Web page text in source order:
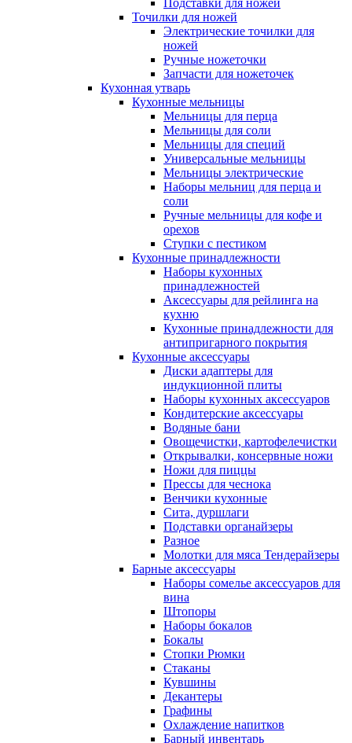
Подставки для ножей
Точилки для ножей
Электрические точилки для
ножей
Ручные ножеточки
Запчасти для ножеточек
Кухонная утварь
Кухонные мельницы
Мельницы для перца
Мельницы для соли
Мельницы для специй
Универсальные мельницы
Мельницы электрические
Наборы мельниц для перца и
соли
Ручные мельницы для кофе и
орехов
Ступки с пестиком
Кухонные принадлежности
Наборы кухонных
принадлежностей
Аксессуары для рейлинга на
кухню
Кухонные принадлежности для
антипригарного покрытия
Кухонные аксессуары
Диски адаптеры для
индукционной плиты
Наборы кухонных аксессуаров
Кондитерские аксессуары
Водяные бани
Овощечистки, картофелечистки
Открывалки, консервные ножи
Ножи для пиццы
Прессы для чеснока
Венчики кухонные
Сита, дуршлаги
Подставки органайзеры
Разное
Молотки для мяса Тендерайзеры
Барные аксессуары
Наборы сомелье аксессуаров для
вина
Штопоры
Наборы бокалов
Бокалы
Стопки Рюмки
Стаканы
Кувшины
Декантеры
Графины
Охлаждение напитков
Барный инвентарь